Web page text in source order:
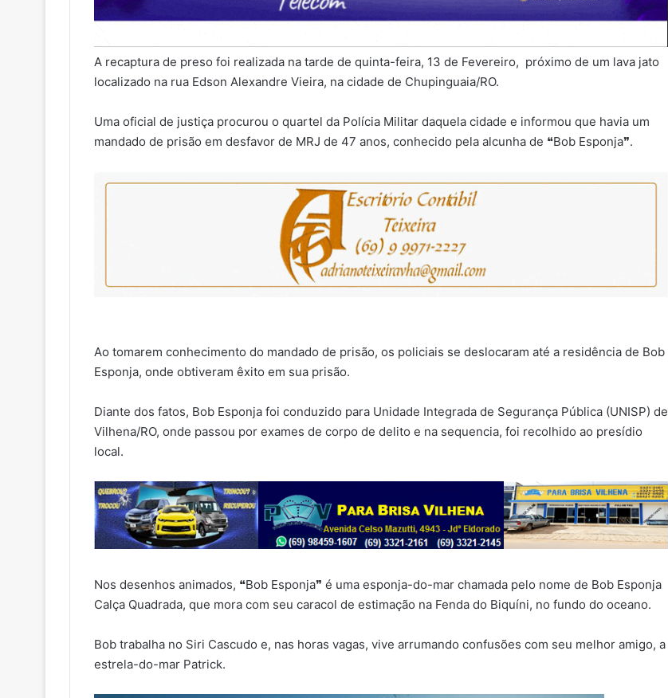
A recaptura de preso foi realizada na tarde de quinta-feira, 13 de Fevereiro, próximo de um lava jato
localizado na rua Edson Alexandre Vieira, na cidade de Chupinguaia/RO.
Uma oficial de justiça procurou o quartel da Polícia Militar daquela cidade e informou que havia um
mandado de prisão em desfavor de MRJ de 47 anos, conhecido pela alcunha de ❝Bob Esponja❞.
Ao tomarem conhecimento do mandado de prisão, os policiais se deslocaram até a residência de Bob
Esponja, onde obtiveram êxito em sua prisão.
Diante dos fatos, Bob Esponja foi conduzido para Unidade Integrada de Segurança Pública (UNISP) de
Vilhena/RO, onde passou por exames de corpo de delito e na sequencia, foi recolhido ao presídio
local.
Nos desenhos animados, ❝Bob Esponja❞ é uma esponja-do-mar chamada pelo nome de Bob Esponja
Calça Quadrada, que mora com seu caracol de estimação na Fenda do Biquíni, no fundo do oceano.
Bob trabalha no Siri Cascudo e, nas horas vagas, vive arrumando confusões com seu melhor amigo, a
estrela-do-mar Patrick.